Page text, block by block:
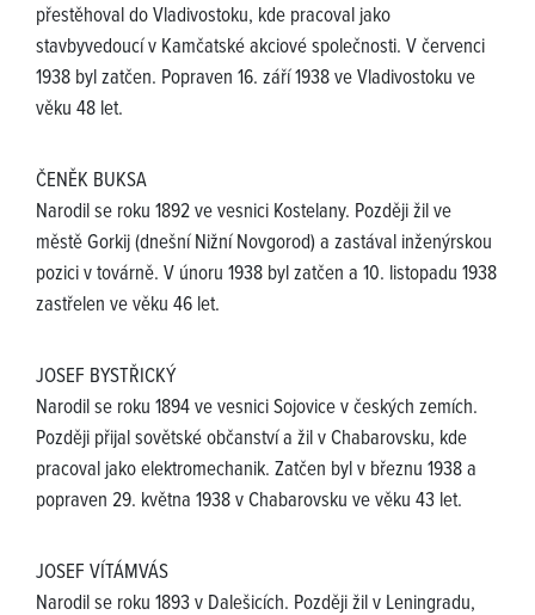
přestěhoval do Vladivostoku, kde pracoval jako
stavbyvedoucí v Kamčatské akciové společnosti. V červenci
1938 byl zatčen. Popraven 16. září 1938 ve Vladivostoku ve
věku 48 let.
ČENĚK BUKSA
Narodil se roku 1892 ve vesnici Kostelany. Později žil ve
městě Gorkij (dnešní Nižní Novgorod) a zastával inženýrskou
pozici v továrně. V únoru 1938 byl zatčen a 10. listopadu 1938
zastřelen ve věku 46 let.
JOSEF BYSTŘICKÝ
Narodil se roku 1894 ve vesnici Sojovice v českých zemích.
Později přijal sovětské občanství a žil v Chabarovsku, kde
pracoval jako elektromechanik. Zatčen byl v březnu 1938 a
popraven 29. května 1938 v Chabarovsku ve věku 43 let.
JOSEF VÍTÁMVÁS
Narodil se roku 1893 v Dalešicích. Později žil v Leningradu,